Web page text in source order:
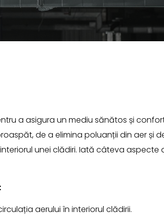
a asigura un mediu sănătos și
de a elimina poluanții din aer și
unei clădiri. Iată câteva aspecte
aerului în interiorul clădirii.